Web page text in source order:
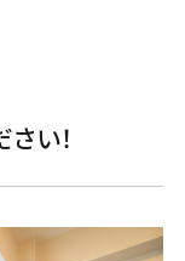
い！